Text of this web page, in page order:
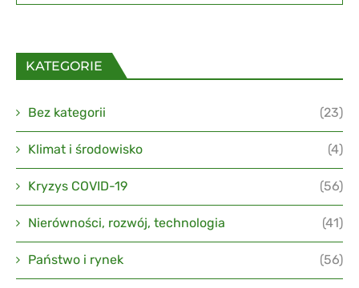
KATEGORIE
Bez kategorii (23)
Klimat i środowisko (4)
Kryzys COVID-19 (56)
Nierówności, rozwój, technologia (41)
Państwo i rynek (56)